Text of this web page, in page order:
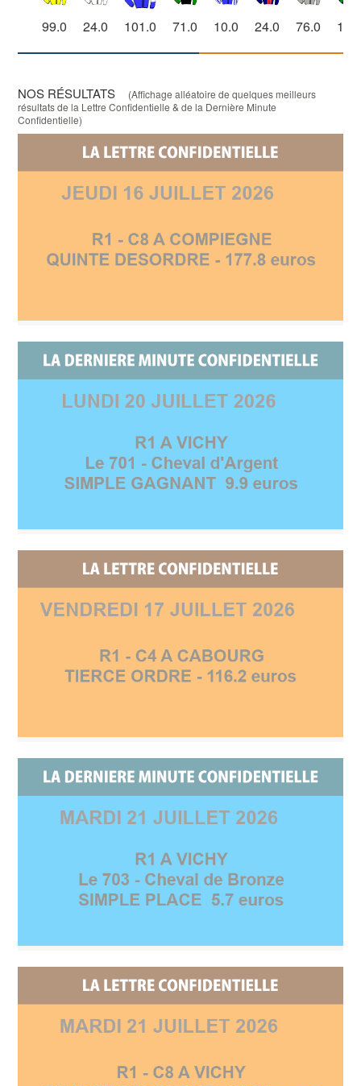
99.0 24.0 101.0 71.0 10.0 24.0 76.0
NOS RÉSULTATS
(Affichage alléatoire de quelques meilleurs
résultats de la Lettre Confidentielle & de la Dernière Minute
Confidentielle)